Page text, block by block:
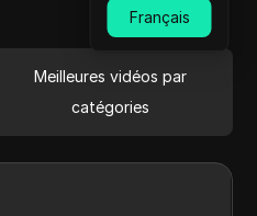
Français
Meilleures vidéos par
catégories